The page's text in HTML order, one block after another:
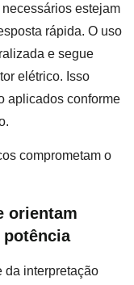
estejam
rápida. O uso
e segue
elétrico. Isso
aplicados conforme
comprometam o
orientam
da interpretação